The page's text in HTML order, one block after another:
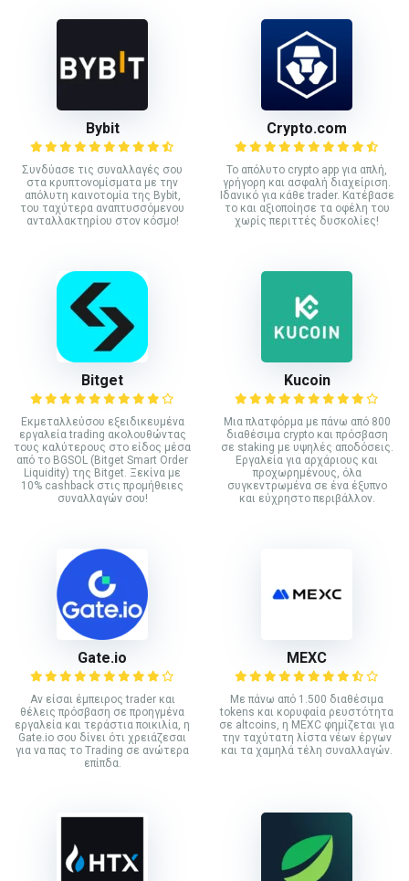
Bybit
Συνδύασε τις συναλλαγές σου
στα κρυπτονομίσματα με την
απόλυτη καινοτομία της Bybit,
του ταχύτερα αναπτυσσόμενου
ανταλλακτηρίου στον κόσμο!
Crypto.com
Το απόλυτο crypto app για απλή,
γρήγορη και ασφαλή διαχείριση.
Ιδανικό για κάθε trader. Κατέβασε
το και αξιοποίησε τα οφέλη του
χωρίς περιττές δυσκολίες!
Bitget
Εκμεταλλεύσου εξειδικευμένα
εργαλεία trading ακολουθώντας
τους καλύτερους στο είδος μέσα
από το BGSOL (Bitget Smart Order
Liquidity) της Bitget. Ξεκίνα με
10% cashback στις προμήθειες
συναλλαγών σου!
Kucoin
Mια πλατφόρμα με πάνω από 800
διαθέσιμα crypto και πρόσβαση
σε staking με υψηλές αποδόσεις.
Εργαλεία για αρχάριους και
προχωρημένους, όλα
συγκεντρωμένα σε ένα έξυπνο
και εύχρηστο περιβάλλον.
Gate.io
Αν είσαι έμπειρος trader και
θέλεις πρόσβαση σε προηγμένα
εργαλεία και τεράστια ποικιλία, η
Gate.io σου δίνει ότι χρειάζεσαι
για να πας το Trading σε ανώτερα
επίπδα.
MEXC
Με πάνω από 1.500 διαθέσιμα
tokens και κορυφαία ρευστότητα
σε altcoins, η MEXC φημίζεται για
την ταχύτατη λίστα νέων έργων
και τα χαμηλά τέλη συναλλαγών.